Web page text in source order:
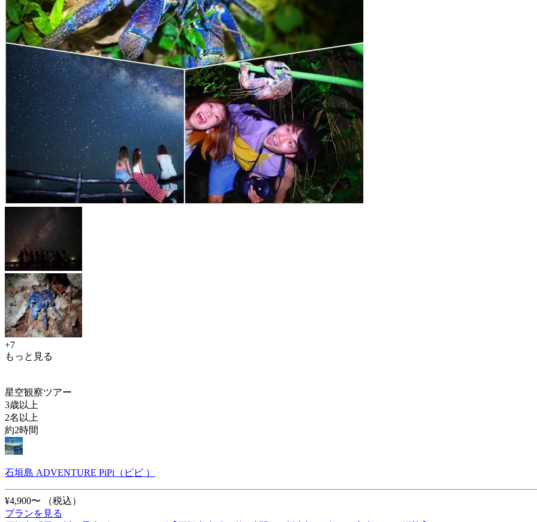
+7
もっと見る
星空観察ツアー
3歳以上
2名以上
約2時間
石垣島 ADVENTURE PiPi（ピピ ）
¥4,900〜
（税込）
プランを見る